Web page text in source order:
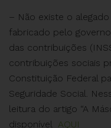
– Não existe o
fabricado pelo
das contribuições
contribuições sociais
Constituição Federal
Seguridade Social.
leitura do artigo “A
disponível AQUI